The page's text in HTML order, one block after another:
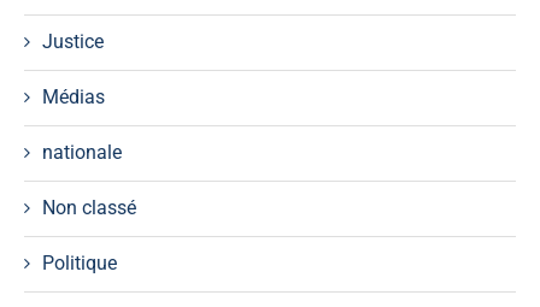
Justice
Médias
nationale
Non classé
Politique